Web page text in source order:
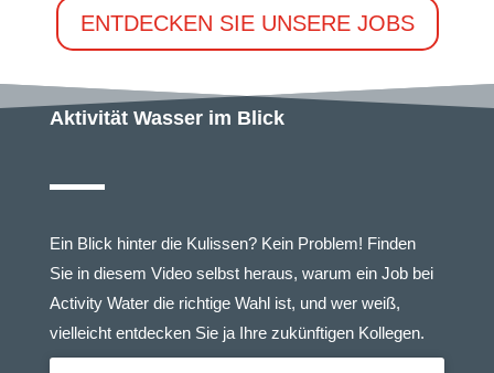
ENTDECKEN SIE UNSERE JOBS
Aktivität Wasser im Blick
Ein Blick hinter die Kulissen? Kein Problem! Finden
Sie in diesem Video selbst heraus, warum ein Job bei
Activity Water die richtige Wahl ist, und wer weiß,
vielleicht entdecken Sie ja Ihre zukünftigen Kollegen.